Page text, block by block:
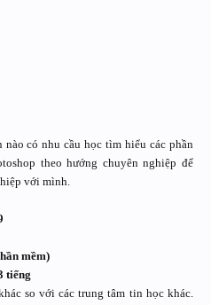
có nhu cầu học tìm hiểu các phần
theo hướng chuyên nghiệp để
với mình.
mềm)
tiếng
so với các trung tâm tin học khác.